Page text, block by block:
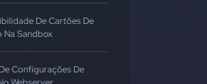
De Cartões De
Na Sandbox
Configurações De